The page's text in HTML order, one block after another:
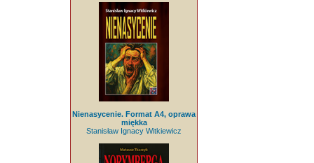
Nienasycenie. Format A4, oprawa
miękka
Stanisław Ignacy Witkiewicz